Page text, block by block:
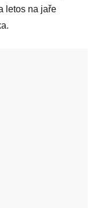
letos na jaře